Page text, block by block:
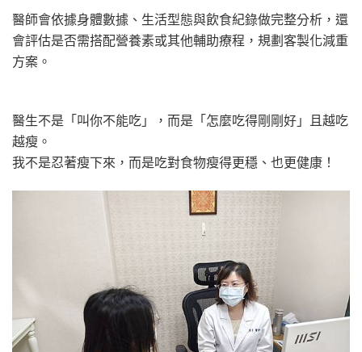
醫師會依據身體數據、生活型態與飲食紀錄做完整分析，還
會評估是否需搭配營養素或其他輔助療程，規劃客製化減重
方案。
醫生不是「叫你不能吃」，而是「怎麼吃得剛剛好」且越吃
越瘦。
我不是忍著瘦下來，而是吃對食物瘦得更穩、也更健康！